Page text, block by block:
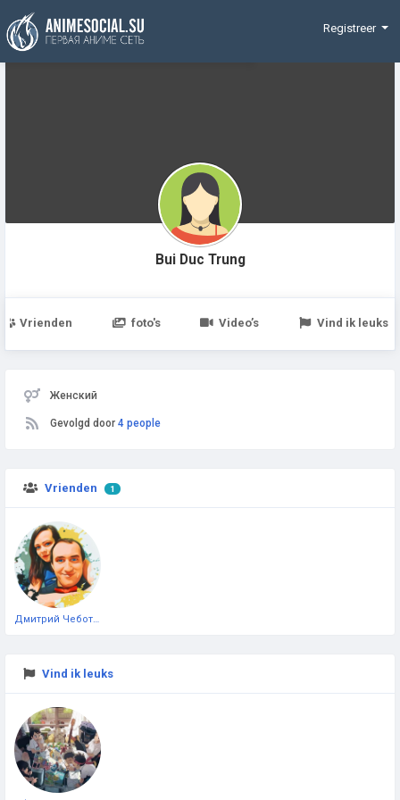
Funding
Registreer
Bui Duc Trung
Vrienden foto's Video’s Vind ik leuks
Женский
Gevolgd door 4 people
Vrienden 1
Vind ik leuks